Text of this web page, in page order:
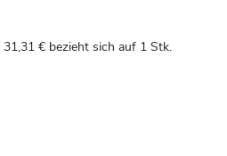
31,31 € bezieht sich auf 1 Stk.